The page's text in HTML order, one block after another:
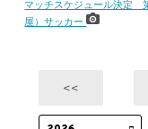
マッチスケジュール決定
屋）サッカー
<<